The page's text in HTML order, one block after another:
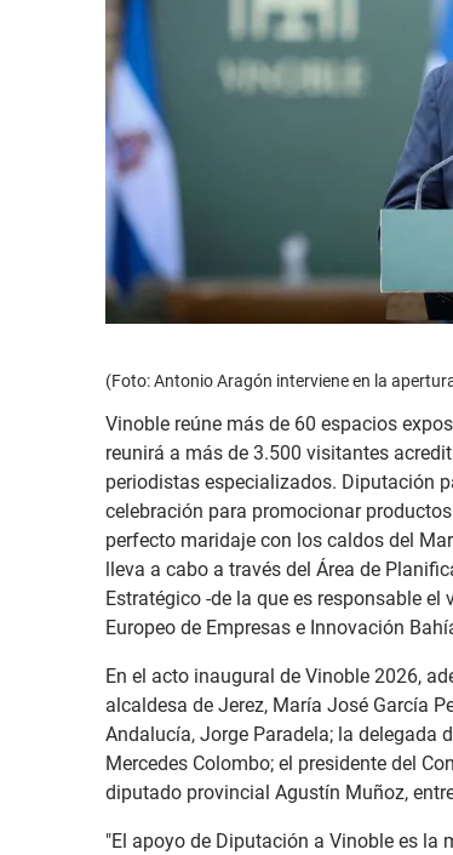
(Foto: Antonio Aragón interviene en la
Vinoble reúne más de 60 espacios
reunirá a más de 3.500 visitantes
periodistas especializados. Diputación
celebración para promocionar
perfecto maridaje con los caldos del
lleva a cabo a través del Área de
Estratégico -de la que es responsable el
Europeo de Empresas e Innovación
En el acto inaugural de Vinoble 2026,
alcaldesa de Jerez, María José García
Andalucía, Jorge Paradela; la delegada
Mercedes Colombo; el presidente del
diputado provincial Agustín Muñoz,
"El apoyo de Diputación a Vinoble es la